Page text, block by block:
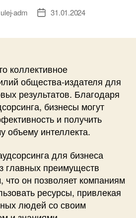
ulej-adm
Дата31.01.2024
коллективное
общества-издателя для
результатов. Благодаря
бизнесы могут
и получить
объему интеллекта.
для бизнеса
главных преимуществ
что он позволяет компаниям
ресурсы, привлекая
людей со своим